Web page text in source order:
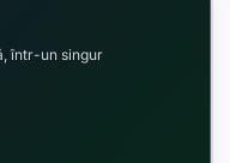
într-un singur